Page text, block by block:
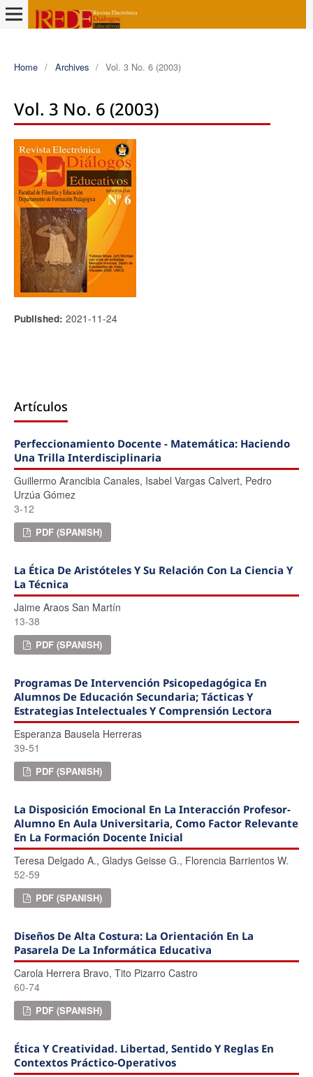
Home / Archives / Vol. 3 No. 6 (2003)
Vol. 3 No. 6 (2003)
Published: 2021-11-24
Artículos
Perfeccionamiento Docente - Matemática: Haciendo
Una Trilla Interdisciplinaria
Guillermo Arancibia Canales, Isabel Vargas Calvert, Pedro
Urzúa Gómez
3-12
PDF (SPANISH)
La Ética De Aristóteles Y Su Relación Con La Ciencia Y
La Técnica
Jaime Araos San Martín
13-38
PDF (SPANISH)
Programas De Intervención Psicopedagógica En
Alumnos De Educación Secundaria; Tácticas Y
Estrategias Intelectuales Y Comprensión Lectora
Esperanza Bausela Herreras
39-51
PDF (SPANISH)
La Disposición Emocional En La Interacción Profesor-
Alumno En Aula Universitaria, Como Factor Relevante
En La Formación Docente Inicial
Teresa Delgado A., Gladys Geisse G., Florencia Barrientos W.
52-59
PDF (SPANISH)
Diseños De Alta Costura: La Orientación En La
Pasarela De La Informática Educativa
Carola Herrera Bravo, Tito Pizarro Castro
60-74
PDF (SPANISH)
Ética Y Creatividad. Libertad, Sentido Y Reglas En
Contextos Práctico-Operativos